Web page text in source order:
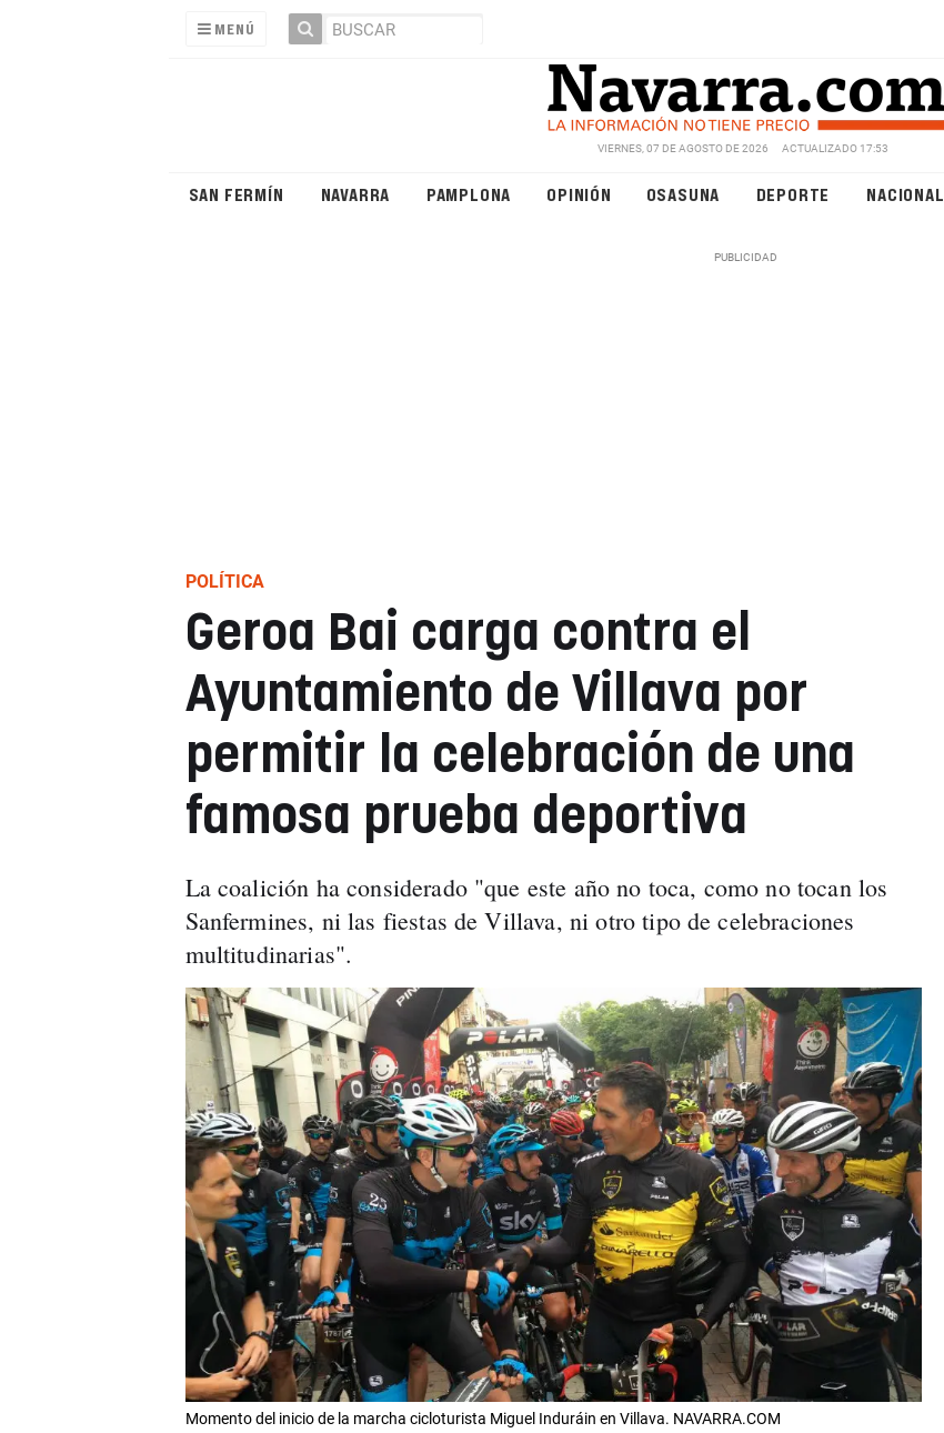
MENÚ
VIERNES, 07 DE AGOSTO DE 2026 ACTUALIZADO 17:53
SAN FERMÍN NAVARRA PAMPLONA OPINIÓN OSASUNA DEPORTE NACIONAL
POLÍTICA
Geroa Bai carga contra el
Ayuntamiento de Villava por
permitir la celebración de una
famosa prueba deportiva
La coalición ha considerado "que este año no toca, como no tocan los
Sanfermines, ni las fiestas de Villava, ni otro tipo de celebraciones
multitudinarias".
Momento del inicio de la marcha cicloturista Miguel Induráin en Villava. NAVARRA.COM